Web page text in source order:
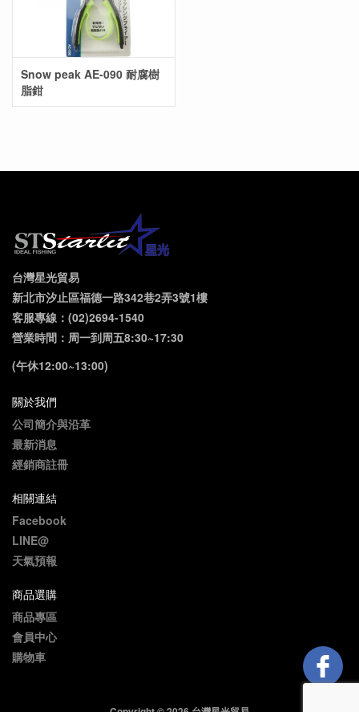
Snow peak AE-090 耐腐樹
脂鉗
台灣星光貿易
新北市汐止區福德一路342巷2弄3號1樓
客服專線：(02)2694-1540
營業時間：周一到周五8:30~17:30
(午休12:00~13:00)
關於我們
公司簡介與沿革
最新消息
經銷商註冊
相關連結
Facebook
LINE@
天氣預報
商品選購
商品專區
會員中心
購物車